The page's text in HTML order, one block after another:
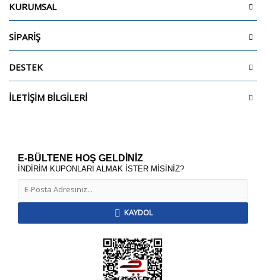
KURUMSAL
SİPARİŞ
DESTEK
İLETİŞİM BİLGİLERİ
E-BÜLTENE HOŞ GELDİNİZ
İNDİRİM KUPONLARI ALMAK İSTER MİSİNİZ?
KAYDOL